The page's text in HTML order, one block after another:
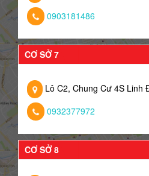
0903181486
CƠ SỞ 7
Lô C2, Chung Cư 4S Linh
0932377972
CƠ SỞ 8